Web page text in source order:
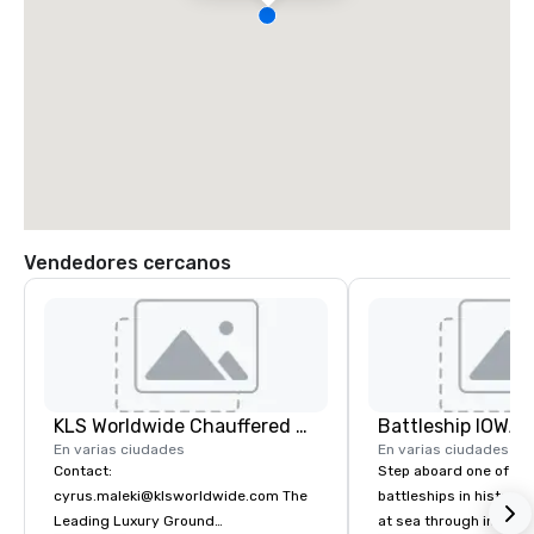
Vendedores cercanos
KLS Worldwide Chauffered Services
En varias ciudades
Contact:
cyrus.maleki@klsworldwide.com The
Leading Luxury Ground
Battleship IOWA
En varias ciudades
Step aboard one of
battleships in history
at sea through